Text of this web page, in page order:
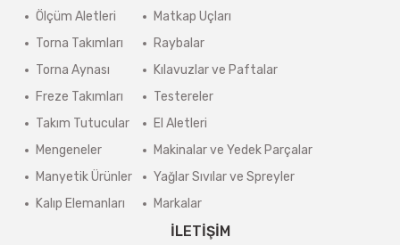
Ölçüm Aletleri
Torna Takımları
Torna Aynası
Freze Takımları
Takım Tutucular
Mengeneler
Manyetik Ürünler
Kalıp Elemanları
Matkap Uçları
Raybalar
Kılavuzlar ve Paftalar
Testereler
El Aletleri
Makinalar ve Yedek Parçalar
Yağlar Sıvılar ve Spreyler
Markalar
İLETİŞİM